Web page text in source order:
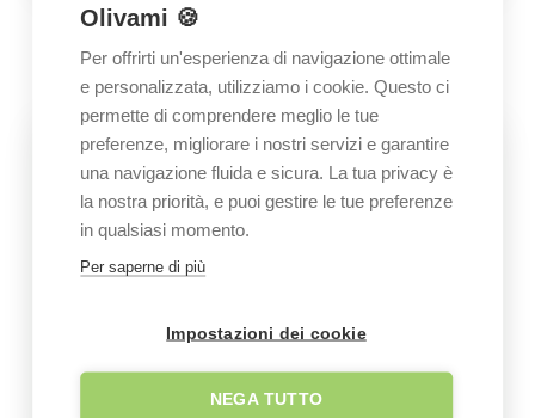
GALLERY
Immagini del giardino
Olivami 🍪
Per offrirti un'esperienza di navigazione ottimale
e personalizzata, utilizziamo i cookie. Questo ci
permette di comprendere meglio le tue
preferenze, migliorare i nostri servizi e garantire
una navigazione fluida e sicura. La tua privacy è
la nostra priorità, e puoi gestire le tue preferenze
in qualsiasi momento.
Per saperne di più
Impostazioni dei cookie
NEGA TUTTO